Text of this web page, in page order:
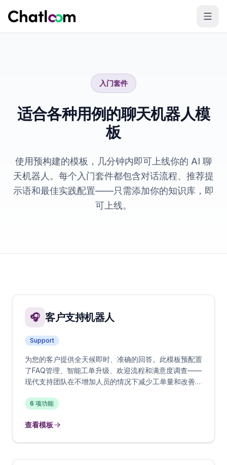
入门套件
适合各种用例的聊天机器人模
板
使用预构建的模板，几分钟内即可上线你的 AI 聊
天机器人。每个入门套件都包含对话流程、推荐提
示语和最佳实践配置——只需添加你的知识库，即
可上线。
🎧 客户支持机器人
Support
为您的客户提供全天候即时、准确的回答。此模板预配置
了FAQ管理、智能工单升级、欢迎流程和满意度调查——
现代支持团队在不增加人员的情况下减少工单量和改善响
6 项功能
查看模板